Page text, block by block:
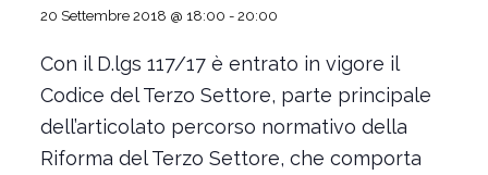
20 Settembre 2018 @ 18:00 - 20:00
Con il D.lgs 117/17 è entrato in vigore il
Codice del Terzo Settore, parte principale
dell’articolato percorso normativo della
Riforma del Terzo Settore, che comporta